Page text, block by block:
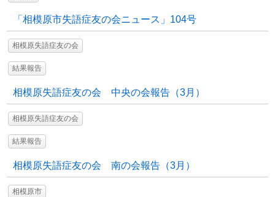
「相模原市失語症友の会ニュース」104号
相模原失語症友の会
結果報告
相模原失語症友の会 中央の会報告（3月）
相模原失語症友の会
結果報告
相模原失語症友の会 南の会報告（3月）
相模原市